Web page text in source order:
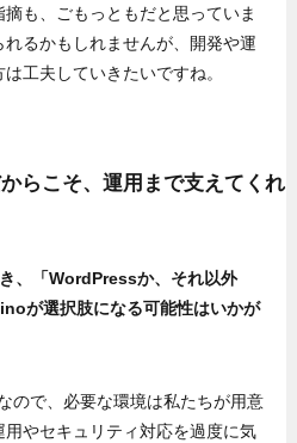
も、ごもっともだと思っていま
るかもしれませんが、開発や運
工夫していきたいですね。
らこそ、運用まで支えてくれ
、「WordPressか、それ以外
が選択肢になる可能性はいかが
ので、必要な環境は私たちが用意
やセキュリティ対応を過度に気